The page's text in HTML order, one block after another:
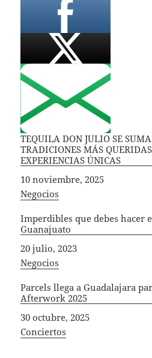
TEQUILA DON JULIO SE
TRADICIONES MÁS
EXPERIENCIAS ÚNICAS
Fecha
10 noviembre, 2025
In relation to
Negocios
Imperdibles que debes hacer
Guanajuato
Fecha
20 julio, 2023
In relation to
Negocios
Parcels llega a Guadalajara
Afterwork 2025
Fecha
30 octubre, 2025
In relation to
Conciertos